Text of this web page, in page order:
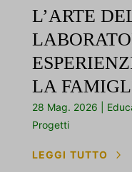
L’ARTE
LA
28 Mag. 2026
Progetti
LEGGI TUTTO 5